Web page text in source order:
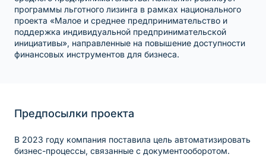
программы льготного лизинга в рамках национального
проекта «Малое и среднее предпринимательство и
поддержка индивидуальной предпринимательской
инициативы», направленные на повышение доступности
финансовых инструментов для бизнеса.
Предпосылки проекта
В 2023 году компания поставила цель автоматизировать
бизнес-процессы, связанные с документооборотом.